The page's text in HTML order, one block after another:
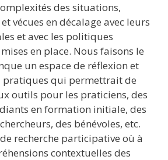
des situations,
vécues en décalage avec leurs
et avec les politiques
en place. Nous faisons le
un espace de réflexion et
pratiques qui permettrait de
outils pour les praticiens, des
en formation initiale, des
des bénévoles, etc.
recherche participative où à
contextuelles des